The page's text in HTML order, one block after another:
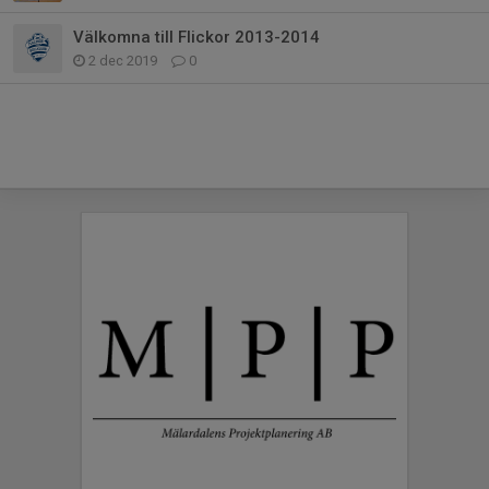
Välkomna till Flickor 2013-2014
2 dec 2019 0